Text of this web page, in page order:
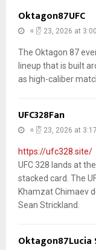
Oktagon87UFC
ဧပြီ 23, 2026 at
The Oktagon 87
lineup that is built
as high-caliber
UFC328Fan
ဧပြီ 23, 2026 at
https://ufc328.site/
UFC 328 lands at
stacked card. The
Khamzat Chimaev
Sean Strickland.
Oktagon87Lucia